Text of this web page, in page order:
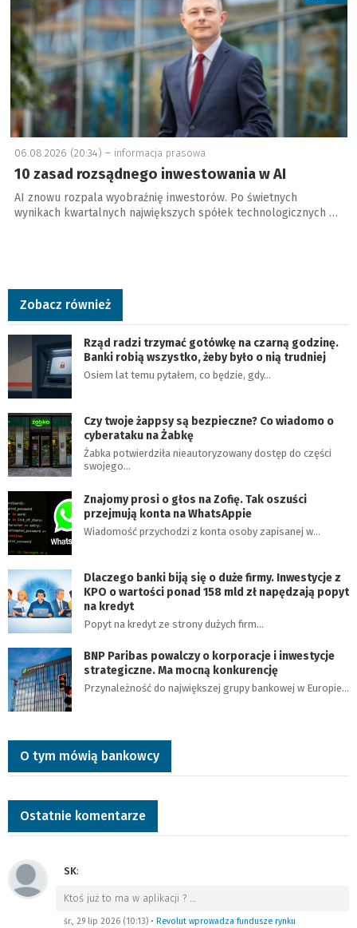
06.08.2026 (20:34) – informacja prasowa
10 zasad rozsądnego inwestowania w AI
AI znowu rozpala wyobraźnię inwestorów. Po świetnych
wynikach kwartalnych największych spółek technologicznych …
Zobacz również
Rząd radzi trzymać gotówkę na czarną godzinę.
Banki robią wszystko, żeby było o nią trudniej
Osiem lat temu pytałem, co będzie, gdy…
Czy twoje żappsy są bezpieczne? Co wiadomo o
cyberataku na Żabkę
Żabka potwierdziła nieautoryzowany dostęp do części
swojego…
Znajomy prosi o głos na Zofię. Tak oszuści
przejmują konta na WhatsAppie
Wiadomość przychodzi z konta osoby zapisanej w…
Dlaczego banki biją się o duże firmy. Inwestycje z
KPO o wartości ponad 158 mld zł napędzają popyt
na kredyt
Popyt na kredyt ze strony dużych firm…
BNP Paribas powalczy o korporacje i inwestycje
strategiczne. Ma mocną konkurencję
Przynależność do największej grupy bankowej w Europie…
O tym mówią bankowcy
Ostatnie komentarze
SK:
Ktoś już to ma w aplikacji ? …
śr., 29 lip 2026 (10:13) • Revolut wprowadza fundusze rynku